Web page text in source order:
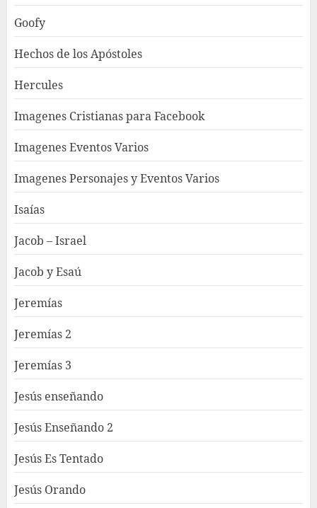
Goofy
Hechos de los Apóstoles
Hercules
Imagenes Cristianas para Facebook
Imagenes Eventos Varios
Imagenes Personajes y Eventos Varios
Isaías
Jacob – Israel
Jacob y Esaú
Jeremías
Jeremías 2
Jeremías 3
Jesús enseñando
Jesús Enseñando 2
Jesús Es Tentado
Jesús Orando